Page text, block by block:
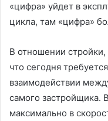
«цифра» уйдет в
цикла, там «цифра»
В отношении
что сегодня
взаимодействии
самого застройщика.
максимально в